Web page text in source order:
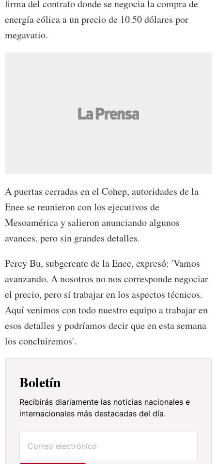
firma del contrato donde se negocia la compra de
energía eólica a un precio de 10.50 dólares por
megavatio.
A puertas cerradas en el Cohep, autoridades de la
Enee se reunieron con los ejecutivos de
Mesoamérica y salieron anunciando algunos
avances, pero sin grandes detalles.
Percy Bu, subgerente de la Enee, expresó: 'Vamos
avanzando. A nosotros no nos corresponde negociar
el precio, pero sí trabajar en los aspectos técnicos.
Aquí venimos con todo nuestro equipo a trabajar en
esos detalles y podríamos decir que en esta semana
los concluiremos'.
Boletín
Recibirás diariamente las noticias nacionales e
internacionales más destacadas del día.